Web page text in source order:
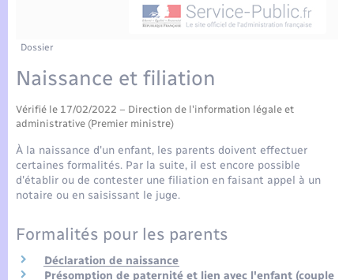
Plan interactif
Présentation de la commune
Actualités
Agenda
Etat-civil - Papiers - Citoyenneté
Mariage – PACS
Parrainage civil
Recensement
Logement - Urbanisme
Nouvel habitant
Numérique
Organisation d’événement
Travaux - Autorisation d’occupation de l’espace
Dossier
Naissance et filiation
Vérifié le 17/02/2022 – Direction de l'information légale et
administrative (Premier ministre)
À la naissance d'un enfant, les parents doivent effectuer
certaines formalités. Par la suite, il est encore possible
d'établir ou de contester une filiation en faisant appel à un
notaire ou en saisissant le juge.
Formalités pour les parents
Déclaration de naissance
Présomption de paternité et lien avec l'enfant (couple